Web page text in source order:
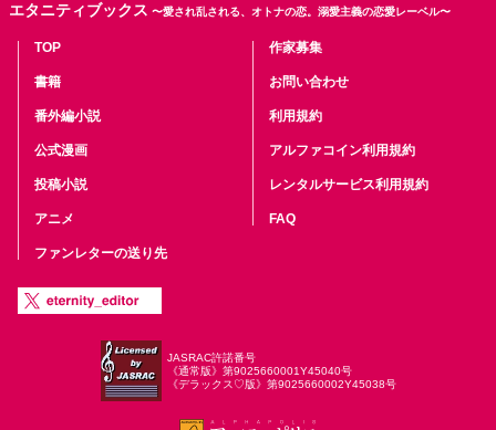
エタニティブックス 〜愛され乱される、オトナの恋。溺愛主義の恋愛レーベル〜
TOP
書籍
番外編小説
公式漫画
投稿小説
アニメ
ファンレターの送り先
作家募集
お問い合わせ
利用規約
アルファコイン利用規約
レンタルサービス利用規約
FAQ
JASRAC許諾番号
《通常版》第9025660001Y45040号
《デラックス♡版》第9025660002Y45038号